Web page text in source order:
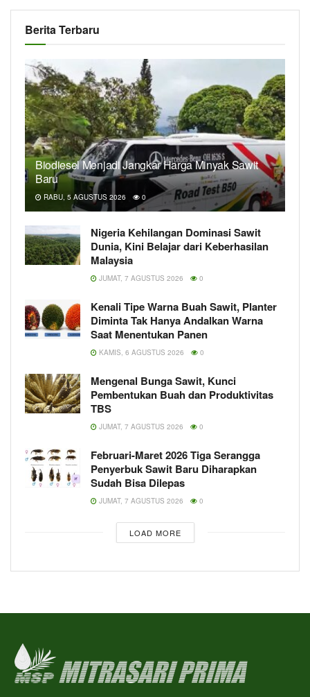
Berita Terbaru
Biodiesel Menjadi Jangkar Harga Minyak Sawit
Baru
RABU, 5 AGUSTUS 2026 0
Nigeria Kehilangan Dominasi Sawit
Dunia, Kini Belajar dari Keberhasilan
Malaysia
JUMAT, 7 AGUSTUS 2026 0
Kenali Tipe Warna Buah Sawit, Planter
Diminta Tak Hanya Andalkan Warna
Saat Menentukan Panen
KAMIS, 6 AGUSTUS 2026 0
Mengenal Bunga Sawit, Kunci
Pembentukan Buah dan Produktivitas
TBS
JUMAT, 7 AGUSTUS 2026 0
Februari-Maret 2026 Tiga Serangga
Penyerbuk Sawit Baru Diharapkan
Sudah Bisa Dilepas
JUMAT, 7 AGUSTUS 2026 0
LOAD MORE